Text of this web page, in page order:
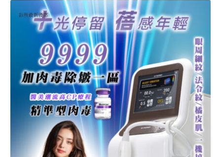
診所最新優惠